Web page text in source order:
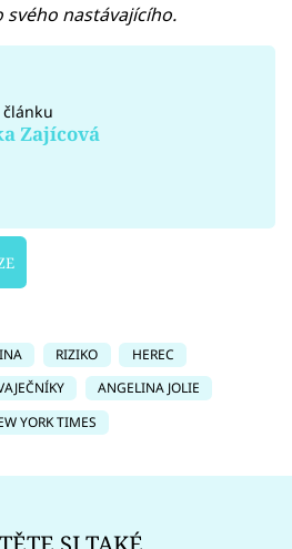
nastávajícího.
Zajícová
RIZIKO
HEREC
ANGELINA JOLIE
YORK TIMES